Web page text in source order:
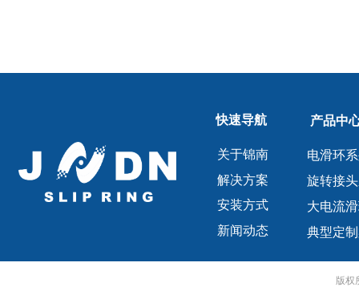
电滑环
旋转接
大电流
典型定
关于锦南
解决方案
安装方式
新闻动态
快速导航 产品中
版权